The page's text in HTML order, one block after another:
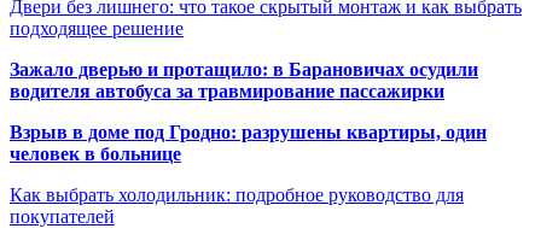
Двери без лишнего: что такое скрытый монтаж и как выбрать
подходящее решение
Зажало дверью и протащило: в Барановичах осудили
водителя автобуса за травмирование пассажирки
Взрыв в доме под Гродно: разрушены квартиры, один
человек в больнице
Как выбрать холодильник: подробное руководство для
покупателей